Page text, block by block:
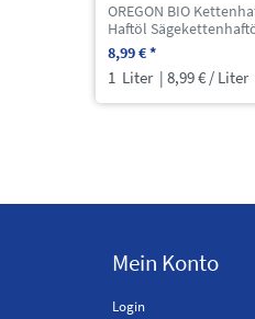
OREGON BIO
Haftöl
8,99 € *
1 Liter | 8,99 € / Liter
Mein Konto
Login